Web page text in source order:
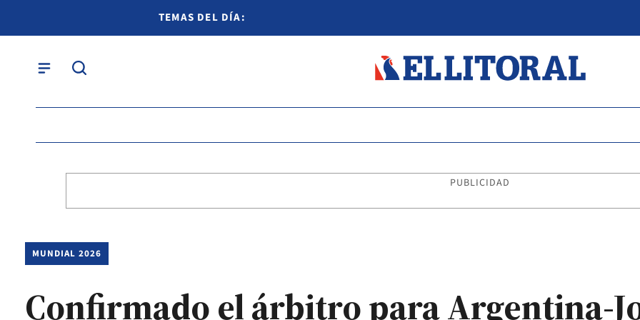
TEMAS DEL DÍA:
PUBLICIDAD
MUNDIAL 2026
Confirmado el árbitro para Argentina-